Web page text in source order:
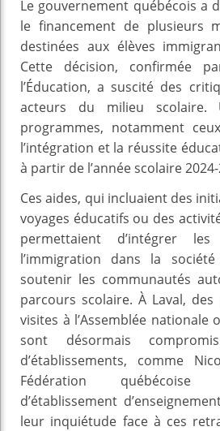
Le gouvernement québécois a
le financement de plusieurs
destinées aux élèves
Cette décision, confirmée
l’Éducation, a suscité des
acteurs du milieu scolaire.
programmes, notamment
l’intégration et la réussite
à partir de l’année scolaire
Ces aides, qui incluaient des
voyages éducatifs ou des
permettaient d’intégrer
l’immigration dans la
soutenir les communautés
parcours scolaire. À Laval,
visites à l’Assemblée nationale
sont désormais
d’établissements, comme
Fédération
d’établissement
leur inquiétude face à ces